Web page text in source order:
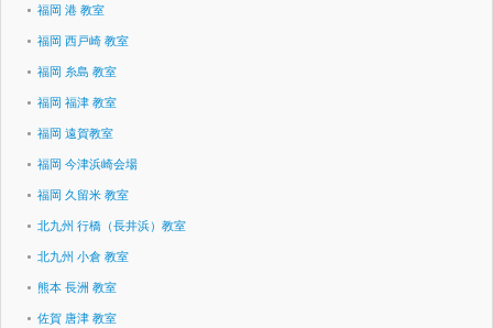
福岡 港 教室
福岡 西戸崎 教室
福岡 糸島 教室
福岡 福津 教室
福岡 遠賀教室
福岡 今津浜崎会場
福岡 久留米 教室
北九州 行橋（長井浜）教室
北九州 小倉 教室
熊本 長洲 教室
佐賀 唐津 教室